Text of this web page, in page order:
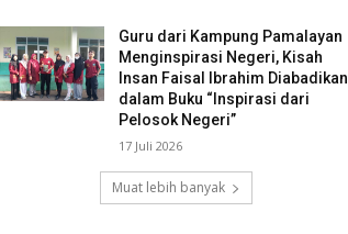
Guru dari Kampung Pamalayan
Menginspirasi Negeri, Kisah
Insan Faisal Ibrahim Diabadikan
dalam Buku “Inspirasi dari
Pelosok Negeri”
17 Juli 2026
Muat lebih banyak